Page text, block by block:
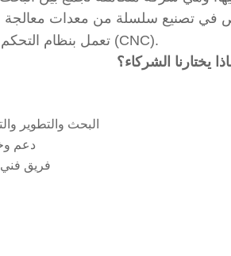
في تصنيع سلسلة من معدات معالجة
تعمل بنظام التحكم الرقمي الحاسوبي (CNC).
يختارنا الشركاء؟
3) البحث والتطوير
4) دعم
5) فريق